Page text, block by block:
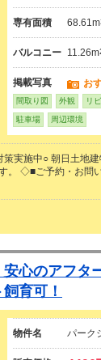
専有面積 68.61m
バルコニー 11.26m
掲載写真 お
間取り図 外観 リ
駐車場 周辺環境
策実施中○ 朝日土地
。 ◇■ご予約・お問
心のアフタ
育可！
物件名 パーク